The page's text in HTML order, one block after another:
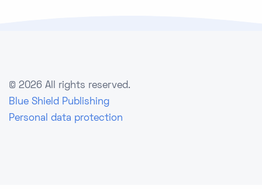
© 2026 All rights reserved.
Blue Shield Publishing
Personal data protection